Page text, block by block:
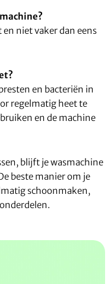
niet vaker dan eens
en bacteriën in
regelmatig heet te
en de machine
blijft je wasmachine
beste manier om je
schoonmaken,